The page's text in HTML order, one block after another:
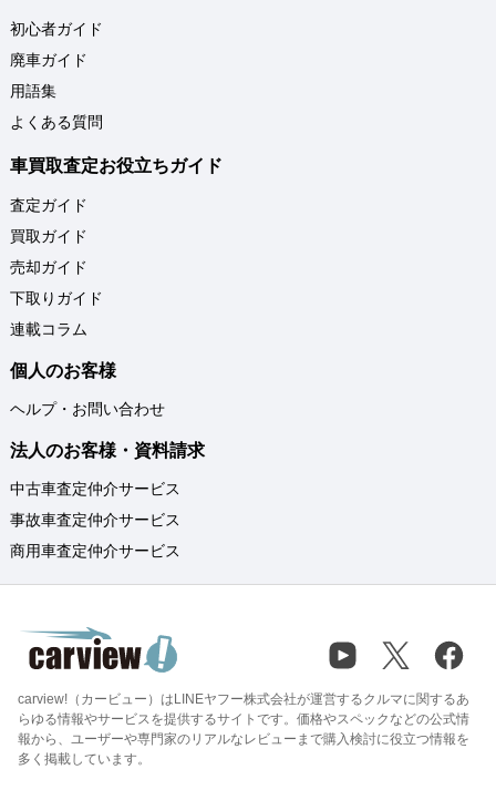
初心者ガイド
廃車ガイド
用語集
よくある質問
車買取査定お役立ちガイド
査定ガイド
買取ガイド
売却ガイド
下取りガイド
連載コラム
個人のお客様
ヘルプ・お問い合わせ
法人のお客様・資料請求
中古車査定仲介サービス
事故車査定仲介サービス
商用車査定仲介サービス
carview!（カービュー）はLINEヤフー株式会社が運営するクルマに関するあ
らゆる情報やサービスを提供するサイトです。価格やスペックなどの公式情
報から、ユーザーや専門家のリアルなレビューまで購入検討に役立つ情報を
多く掲載しています。